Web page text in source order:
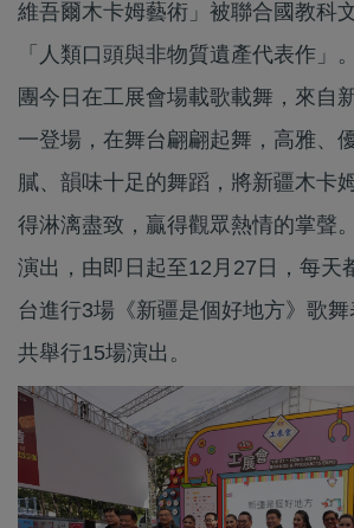
維吾爾木卡姆藝術」被聯合國教科
「人類口頭與非物質遺產代表作」
團今日在工展會場載歌載舞，來自
一登場，在舞台翩翩起舞，高雅、
膩、韻味十足的舞蹈，將新疆木卡
得淋漓盡致，贏得觀眾熱情的掌聲
演出，由即日起至12月27日，每天
台進行3場《新疆是個好地方》歌
共舉行15場演出。